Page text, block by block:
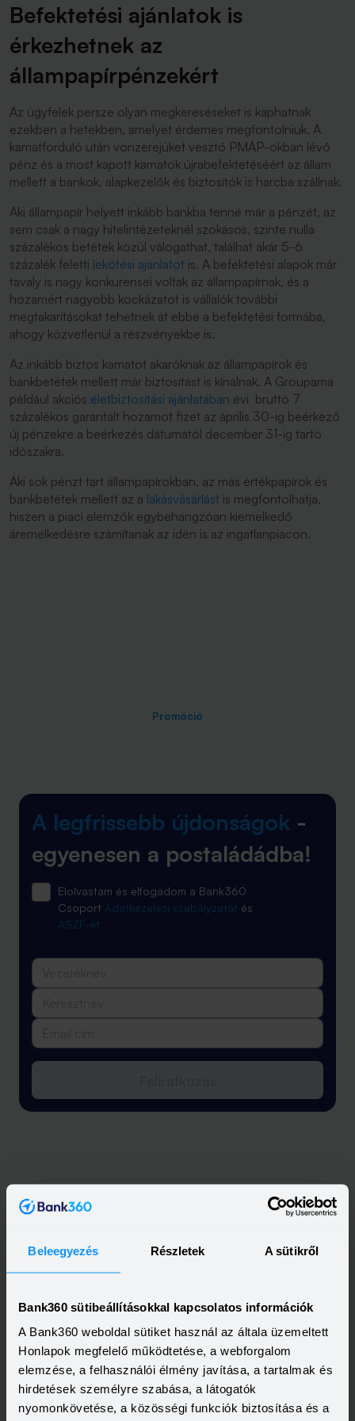
Beleegyezés Részletek A sütikről
Bank360 sütibeállításokkal kapcsolatos információk
A Bank360 weboldal sütiket használ az általa üzemeltett
Honlapok megfelelő működtetése, a webforgalom
elemzése, a felhasználói élmény javítása, a tartalmak és
hirdetések személyre szabása, a látogatók
nyomonkövetése, a közösségi funkciók biztosítása és a
Befektetési ajánlatok is
érkezhetnek az
állampapírpénzekért
Az ügyfelek persze olyan megkereséseket is kaphatnak
ezekben a hetekben, amelyet érdemes megfontolniuk. A
kamatforduló után vonzerejüket vesztő PMÁP-okban lévő
pénz és a most kapott kamatok újrabefektetéséért az állam
mellett a bankok, alapkezelők és biztosítók is harcba szállnak.
Aki állampapír helyett inkább bankba tenné már a pénzét, az
sem csak a nagy hitelintézeteknél szokásos, szinte nulla
százalékos betétek közül válogathat, találhat akár 5-6
százalék feletti lekötési ajánlatot is. A befektetési alapok már
tavaly is nagy konkurensei voltak az állampapírnak, és a
hozamért nagyobb kockázatot is vállalók további
megtakarításokat tehetnek át ebbe a befektetési formába,
ahogy közvetlenül a részvényekbe is.
Az inkább biztos kamatot akaróknak az állampapírok és
bankbetétek mellett már biztosítást is kínálnak. A Groupama
például akciós életbiztosítási ajánlatában évi bruttó 7
százalékos garantált hozamot fizet az április 30-ig beérkező
új pénzekre a beérkezés dátumától december 31-ig tartó
időszakra.
Aki sok pénzt tart állampapírokban, az más értékpapírok és
bankbetétek mellett az a lakásvásárlást is megfontolhatja,
hiszen a piaci elemzők egybehangzóan kiemelkedő
áremelkedésre számítanak az idén is az ingatlanpiacon.
Promóció
A legfrissebb újdonságok -
egyenesen a postaládádba!
Elolvastam és elfogadom a Bank360
Csoport Adatkezelési szabályzatát és
ÁSZF-ét